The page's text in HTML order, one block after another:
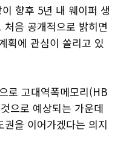
향후 5년 내 웨이퍼 생
음 공개적으로 밝히면
획에 관심이 쏠리고 있
로 고대역폭메모리(HB
으로 예상되는 가운데
을 이어가겠다는 의지